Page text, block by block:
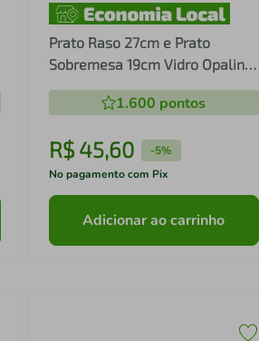
Prato Raso 27cm e Prato
Sobremesa 19cm Vidro Opalino
Lyor Carine Black Mesa Posta
1.600 pontos
R$ 45,60 -5%
No pagamento com Pix
Adicionar ao carrinho